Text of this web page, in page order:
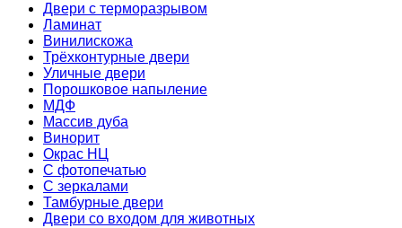
Двери с терморазрывом
Ламинат
Винилискожа
Трёхконтурные двери
Уличные двери
Порошковое напыление
МДФ
Массив дуба
Винорит
Окрас НЦ
С фотопечатью
С зеркалами
Тамбурные двери
Двери со входом для животных